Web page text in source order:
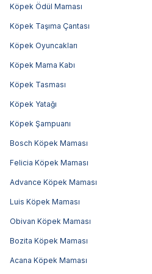
Köpek Ödül Maması
Köpek Taşıma Çantası
Köpek Oyuncakları
Köpek Mama Kabı
Köpek Tasması
Köpek Yatağı
Köpek Şampuanı
Bosch Köpek Maması
Felicia Köpek Maması
Advance Köpek Maması
Luis Köpek Maması
Obivan Köpek Maması
Bozita Köpek Maması
Acana Köpek Maması